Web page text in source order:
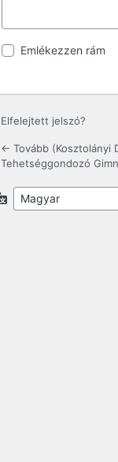
Emlékezzen rám
Elfelejtett jelszó?
← Tovább (Kosztolányi
Tehetséggondozó
Nyelv